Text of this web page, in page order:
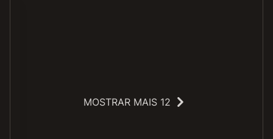
MOSTRAR MAIS 12